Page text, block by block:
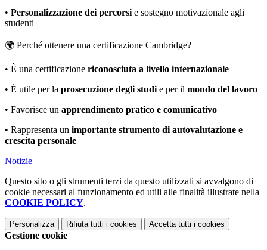
• Personalizzazione dei percorsi e sostegno motivazionale agli
studenti
🌍 Perché ottenere una certificazione Cambridge?
• È una certificazione riconosciuta a livello internazionale
• È utile per la prosecuzione degli studi e per il mondo del lavoro
• Favorisce un apprendimento pratico e comunicativo
• Rappresenta un importante strumento di autovalutazione e
crescita personale
Notizie
Questo sito o gli strumenti terzi da questo utilizzati si avvalgono di
cookie necessari al funzionamento ed utili alle finalità illustrate nella
COOKIE POLICY.
Personalizza Rifiuta tutti i cookies Accetta tutti i cookies
Gestione cookie